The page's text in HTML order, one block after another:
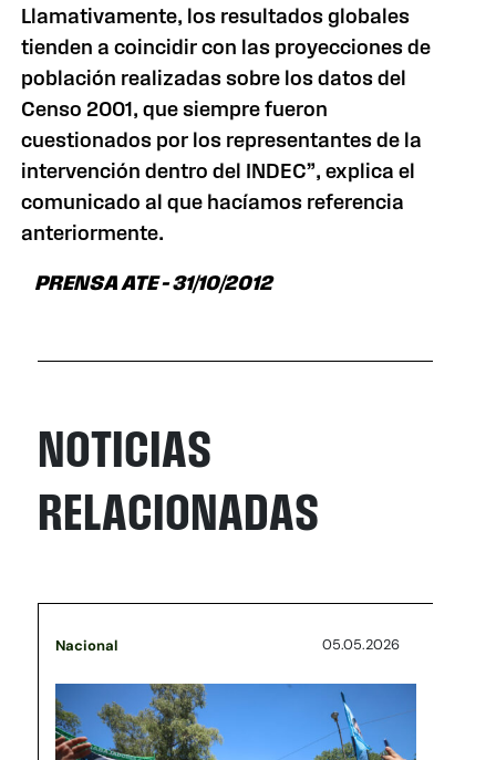
Llamativamente, los resultados globales
tienden a coincidir con las proyecciones de
población realizadas sobre los datos del
Censo 2001, que siempre fueron
cuestionados por los representantes de la
intervención dentro del INDEC”, explica el
comunicado al que hacíamos referencia
anteriormente.
PRENSA ATE – 31/10/2012
NOTICIAS
RELACIONADAS
Nacional 05.05.2026